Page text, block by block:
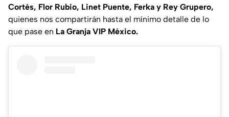
Cortés, Flor Rubio, Linet Puente, Ferka y Rey Grupero,
quienes nos compartirán hasta el mínimo detalle de lo
que pase en La Granja VIP México.